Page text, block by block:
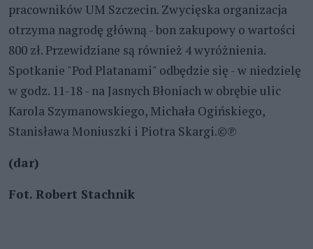
pracowników UM Szczecin. Zwycięska organizacja
otrzyma nagrodę główną - bon zakupowy o wartości
800 zł. Przewidziane są również 4 wyróżnienia.
Spotkanie "Pod Platanami" odbędzie się - w niedzielę
w godz. 11-18 - na Jasnych Błoniach w obrębie ulic
Karola Szymanowskiego, Michała Ogińskiego,
Stanisława Moniuszki i Piotra Skargi.©℗
(dar)
Fot. Robert Stachnik